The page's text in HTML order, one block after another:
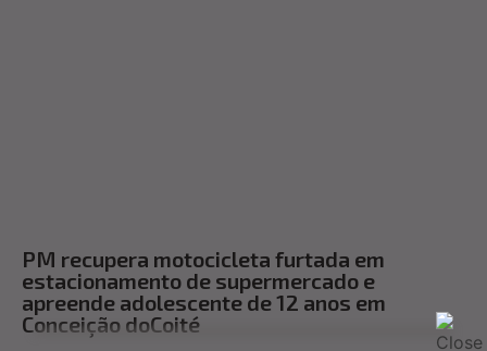
PM recupera motocicleta furtada em
estacionamento de supermercado e
apreende adolescente de 12 anos em
Conceição doCoité